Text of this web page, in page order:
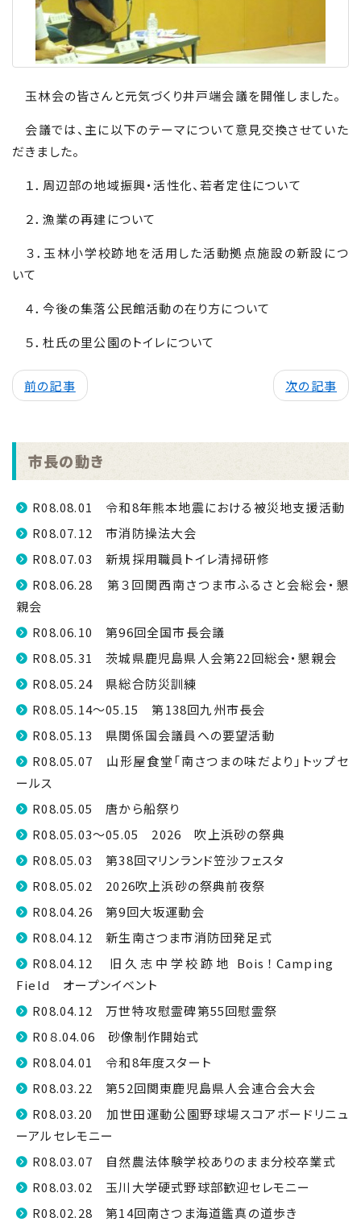
玉林会の皆さんと元気づくり井戸端会議を開催しました。
会議では、主に以下のテーマについて意見交換させていた
だきました。
１．周辺部の地域振興・活性化、若者定住について
２．漁業の再建について
３．玉林小学校跡地を活用した活動拠点施設の新設につ
いて
４．今後の集落公民館活動の在り方について
５．杜氏の里公園のトイレについて
前の記事 次の記事
市長の動き
R08.08.01 令和8年熊本地震における被災地支援活動
R08.07.12 市消防操法大会
R08.07.03 新規採用職員トイレ清掃研修
R08.06.28 第３回関西南さつま市ふるさと会総会・懇
親会
R08.06.10 第96回全国市長会議
R08.05.31 茨城県鹿児島県人会第22回総会・懇親会
R08.05.24 県総合防災訓練
R08.05.14～05.15 第138回九州市長会
R08.05.13 県関係国会議員への要望活動
R08.05.07 山形屋食堂「南さつまの味だより」トップセ
ールス
R08.05.05 唐から船祭り
R08.05.03～05.05 2026 吹上浜砂の祭典
R08.05.03 第38回マリンランド笠沙フェスタ
R08.05.02 2026吹上浜砂の祭典前夜祭
R08.04.26 第9回大坂運動会
R08.04.12 新生南さつま市消防団発足式
R08.04.12 旧久志中学校跡地 Bois！Camping
Field オープンイベント
R08.04.12 万世特攻慰霊碑第55回慰霊祭
R0８.04.06 砂像制作開始式
R08.04.01 令和8年度スタート
R08.03.22 第52回関東鹿児島県人会連合会大会
R08.03.20 加世田運動公園野球場スコアボードリニュ
ーアルセレモニー
R08.03.07 自然農法体験学校ありのまま分校卒業式
R08.03.02 玉川大学硬式野球部歓迎セレモニー
R08.02.28 第14回南さつま海道鑑真の道歩き